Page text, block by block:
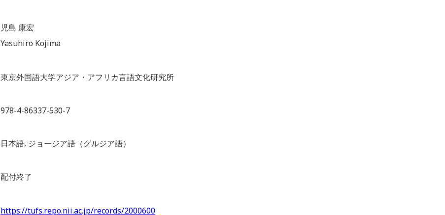
児島 康宏
Yasuhiro Kojima
東京外国語大学アジア・アフリカ言語文化研究所
978-4-86337-530-7
日本語, ジョージア語（グルジア語）
配付終了
https://tufs.repo.nii.ac.jp/records/2000600